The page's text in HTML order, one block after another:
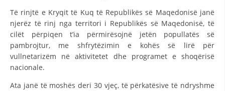
HISTORIA E LËVIZJES
HISTORIA E KRYQIT TË KUQ
Të rinjtë e Kryqit të Kuq të Republikës së Maqedonisë janë
njerëz të rinj nga territori i Republikës së Maqedonisë, të
cilët përpiqen t’ia përmirësojnë jetën popullatës së
pambrojtur, me shfrytëzimin e kohës së lirë për
vullnetarizëm në aktivitetet dhe programet e shoqërisë
nacionale.
Ata janë të moshës deri 30 vjeç, të përkatësive të ndryshme